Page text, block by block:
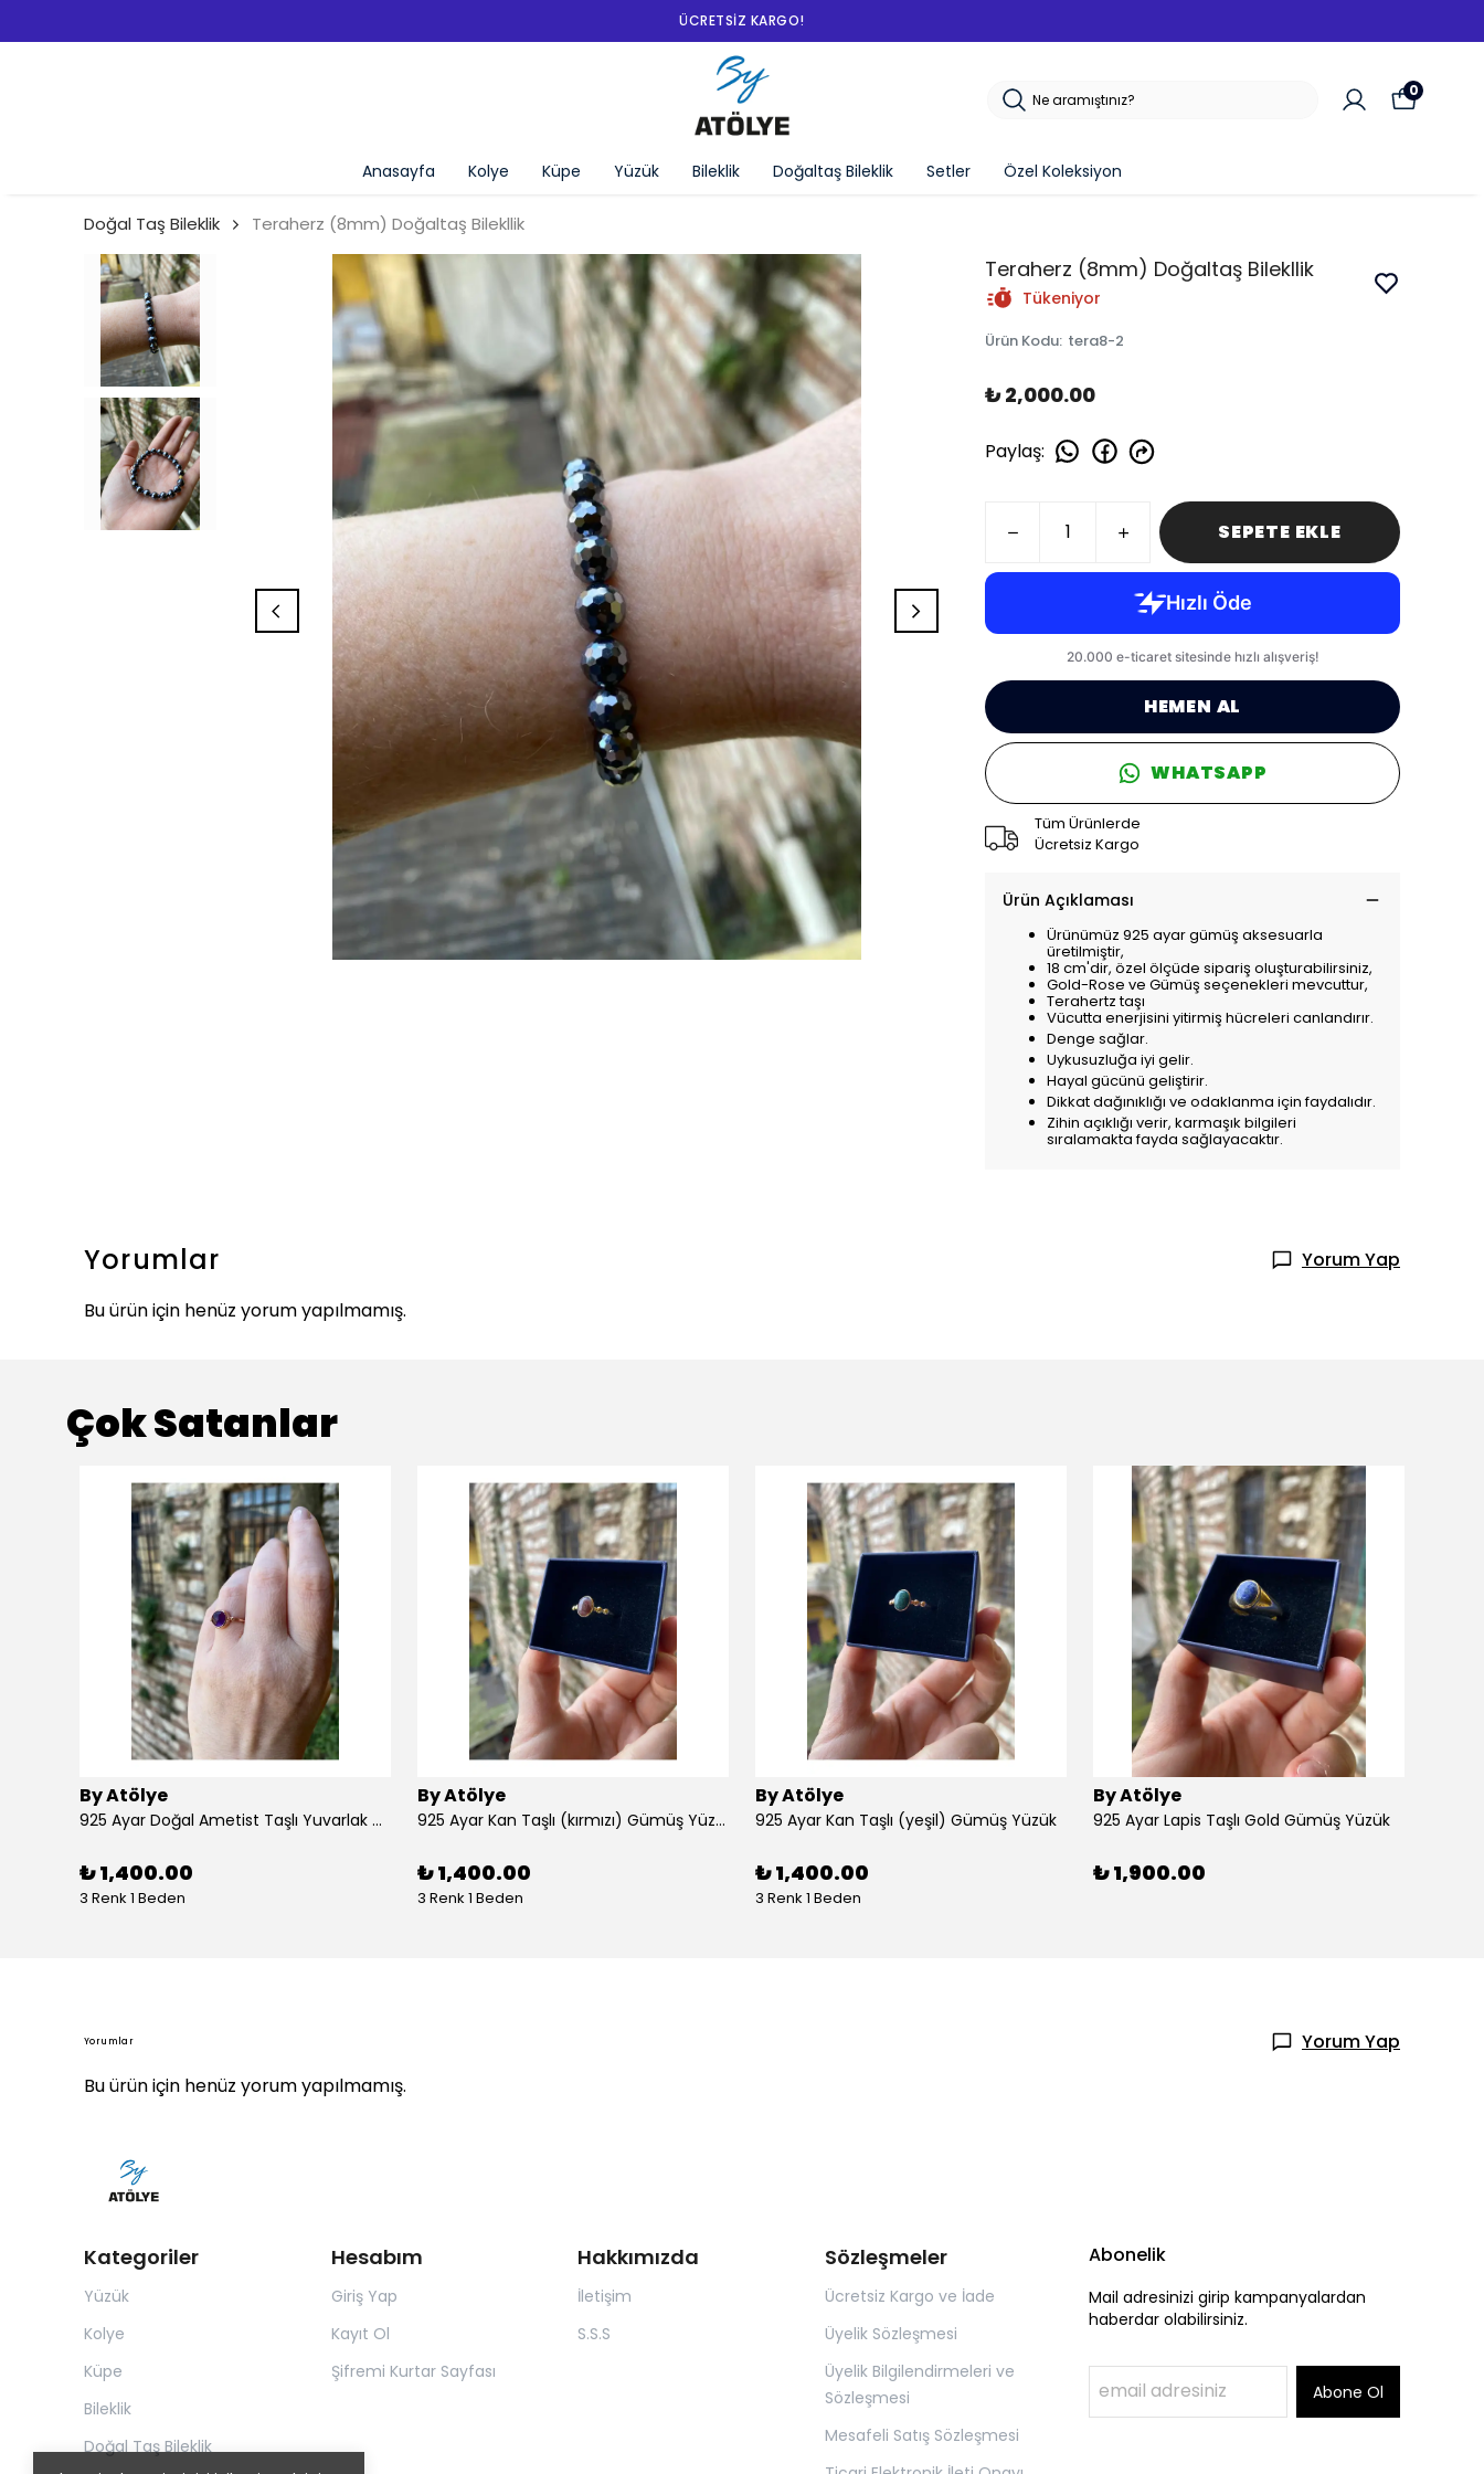
SEPETTE %10 İNDIRIM!
Anasayfa Kolye Küpe Yüzük Bileklik Doğaltaş Bileklik Setler Özel Koleksiyon
0
Doğal Taş Bileklik Teraherz (8mm) Doğaltaş Bilekllik
Teraherz (8mm) Doğaltaş Bilekllik
Tükeniyor
Ürün Kodu: tera8-2
₺ 2,000.00
Paylaş:
SEPETE EKLE
HEMEN AL
WHATSAPP
Tüm Ürünlerde
Ücretsiz Kargo
Ürün Açıklaması
Ürünümüz 925 ayar gümüş aksesuarla
üretilmiştir,
18 cm'dir, özel ölçüde sipariş oluşturabilirsiniz,
Gold-Rose ve Gümüş seçenekleri mevcuttur,
Terahertz taşı
Vücutta enerjisini yitirmiş hücreleri canlandırır.
Denge sağlar.
Uykusuzluğa iyi gelir.
Hayal gücünü geliştirir.
Dikkat dağınıklığı ve odaklanma için faydalıdır.
Zihin açıklığı verir, karmaşık bilgileri
sıralamakta fayda sağlayacaktır.
Yorumlar
Yorum Yap
Bu ürün için henüz yorum yapılmamış.
Çok Satanlar
By Atölye
925 Ayar Doğal Ametist Taşlı Yuvarlak Gümüş Yüzük
₺ 1,400.00
3 Renk 1 Beden
By Atölye
925 Ayar Kan Taşlı (kırmızı) Gümüş Yüzük
₺ 1,400.00
3 Renk 1 Beden
By Atölye
925 Ayar Kan Taşlı (yeşil) Gümüş Yüzük
₺ 1,400.00
3 Renk 1 Beden
By Atölye
925 Ayar Lapis Taşlı Gold Gümüş Yüzük
₺ 1,900.00
Yorumlar
Yorum Yap
Bu ürün için henüz yorum yapılmamış.
Kategoriler
Yüzük
Kolye
Küpe
Bileklik
Doğal Taş Bileklik
Hesabım
Giriş Yap
Kayıt Ol
Şifremi Kurtar Sayfası
Hakkımızda
İletişim
S.S.S
Sözleşmeler
Ücretsiz Kargo ve İade
Üyelik Sözleşmesi
Üyelik Bilgilendirmeleri ve
Sözleşmesi
Mesafeli Satış Sözleşmesi
Abonelik
Mail adresinizi girip kampanyalardan
haberdar olabilirsiniz.
Abone Ol